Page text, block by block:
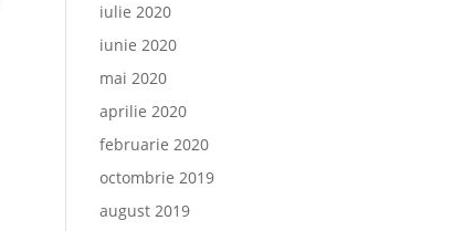
iulie 2020
iunie 2020
mai 2020
aprilie 2020
februarie 2020
octombrie 2019
august 2019